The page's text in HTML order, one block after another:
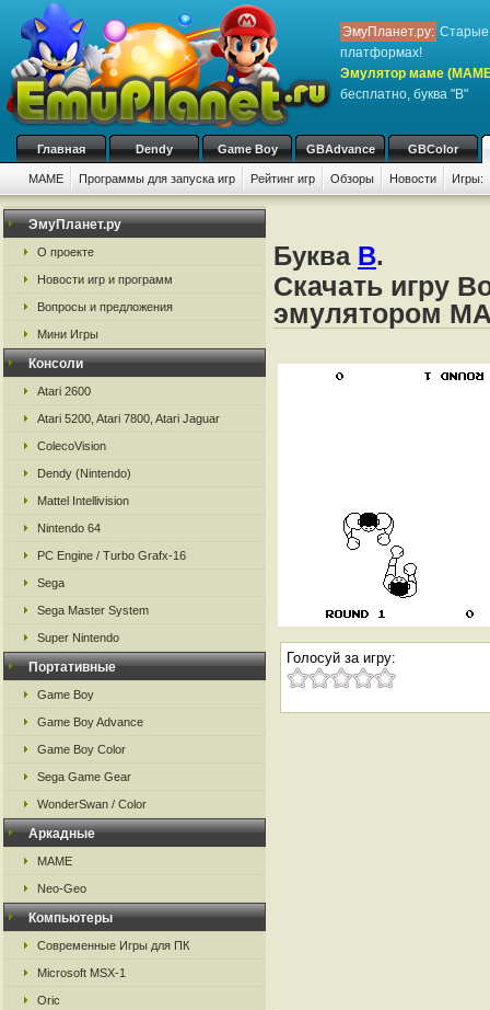
ЭмуПланет.ру: Старые
платформах!
Эмулятор маме
бесплатно, буква "B"
Главная Dendy Game Boy GBAdvance GBColor
MAME Программы для запуска игр Рейтинг игр Обзоры Новости Игры:
ЭмуПланет.ру
О проекте
Новости игр и программ
Вопросы и предложения
Мини Игры
Консоли
Atari 2600
Atari 5200, Atari 7800, Atari Jaguar
ColecoVision
Dendy (Nintendo)
Mattel Intellivision
Nintendo 64
PC Engine / Turbo Grafx-16
Sega
Sega Master System
Super Nintendo
Портативные
Game Boy
Game Boy Advance
Game Boy Color
Sega Game Gear
WonderSwan / Color
Аркадные
MAME
Neo-Geo
Компьютеры
Современные Игры для ПК
Microsoft MSX-1
Oric
Буква B.
Скачать игру
эмулятором
Голосуй за игру: